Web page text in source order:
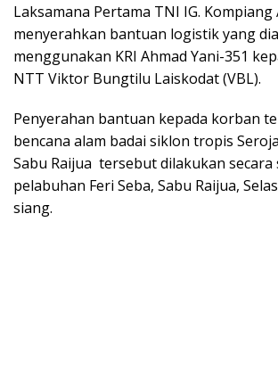
Laksamana Pertama TNI IG. Kompiang
menyerahkan bantuan logistik yang
menggunakan KRI Ahmad Yani-351
NTT Viktor Bungtilu Laiskodat (VBL).
Penyerahan bantuan kepada korban
bencana alam badai siklon tropis
Sabu Raijua tersebut dilakukan secara
pelabuhan Feri Seba, Sabu Raijua,
siang.